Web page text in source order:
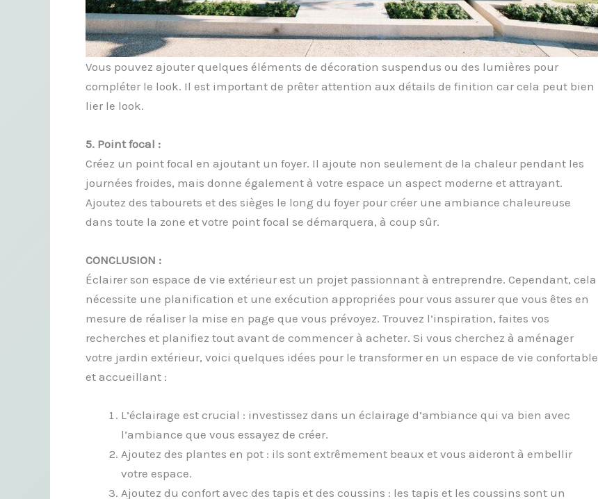
Vous pouvez ajouter quelques éléments de décoration suspendus ou des lumières pour
compléter le look. Il est important de prêter attention aux détails de finition car cela peut bien
lier le look.
5. Point focal :
Créez un point focal en ajoutant un foyer. Il ajoute non seulement de la chaleur pendant les
journées froides, mais donne également à votre espace un aspect moderne et attrayant.
Ajoutez des tabourets et des sièges le long du foyer pour créer une ambiance chaleureuse
dans toute la zone et votre point focal se démarquera, à coup sûr.
CONCLUSION :
Éclairer son espace de vie extérieur est un projet passionnant à entreprendre. Cependant, cela
nécessite une planification et une exécution appropriées pour vous assurer que vous êtes en
mesure de réaliser la mise en page que vous prévoyez. Trouvez l’inspiration, faites vos
recherches et planifiez tout avant de commencer à acheter. Si vous cherchez à aménager
votre jardin extérieur, voici quelques idées pour le transformer en un espace de vie confortable
et accueillant :
L’éclairage est crucial : investissez dans un éclairage d’ambiance qui va bien avec
l’ambiance que vous essayez de créer.
Ajoutez des plantes en pot : ils sont extrêmement beaux et vous aideront à embellir
votre espace.
Ajoutez du confort avec des tapis et des coussins : les tapis et les coussins sont un